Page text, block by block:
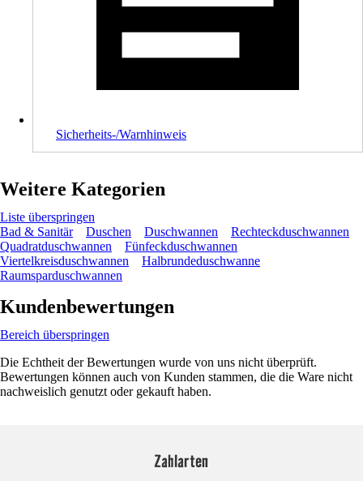
Sicherheits-/Warnhinweis
Weitere Kategorien
Liste überspringen
Bad & Sanitär
Duschen Duschwannen
Rechteckduschwannen
Quadratduschwannen
Fünfeckduschwannen
Viertelkreisduschwannen
Halbrundeduschwanne
Raumsparduschwannen
Kundenbewertungen
Bereich überspringen
Die Echtheit der Bewertungen wurde von uns nicht überprüft.
Bewertungen können auch von Kunden stammen, die die Ware nicht
nachweislich genutzt oder gekauft haben.
Zahlarten